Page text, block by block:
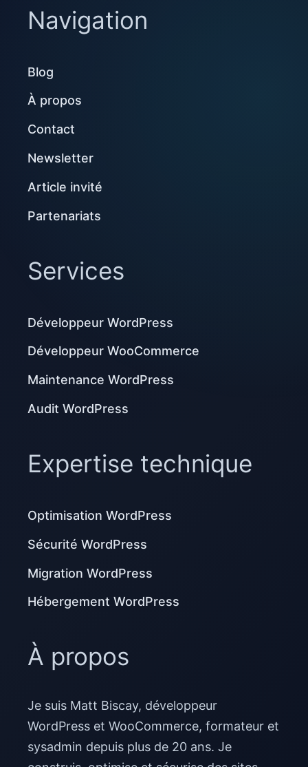
Navigation
Blog
À propos
Contact
Newsletter
Article invité
Partenariats
Services
Développeur WordPress
Développeur WooCommerce
Maintenance WordPress
Audit WordPress
Expertise technique
Optimisation WordPress
Sécurité WordPress
Migration WordPress
Hébergement WordPress
À propos
Je suis Matt Biscay, développeur
WordPress et WooCommerce, formateur et
sysadmin depuis plus de 20 ans. Je